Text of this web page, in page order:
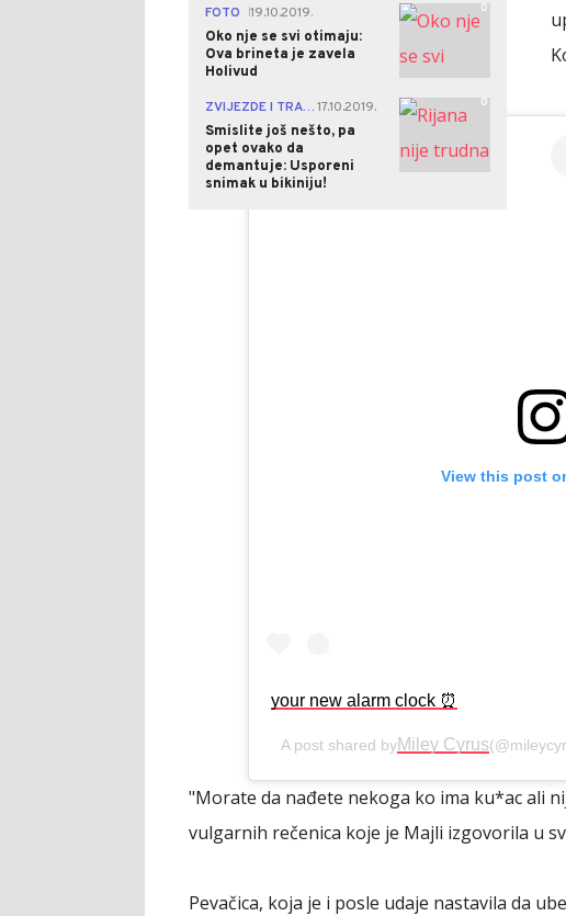
FOTO
19.10.2019.
Oko nje se svi otimaju:
Ova brineta je zavela
Holivud
0
ZVIJEZDE I TRAČEVI17.10.2019.
Smislite još nešto, pa
opet ovako da
demantuje: Usporeni
snimak u bikiniju!
0
View this post
your new alarm clock ⏰
A post shared byMiley Cyrus
"Morate da nađete nekoga ko ima ku*ac ali
vulgarnih rečenica koje je Majli izgovorila u
Pevačica, koja je i posle udaje nastavila da